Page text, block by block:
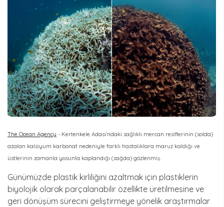
The Ocean Agency - Kertenkele Adası’ndaki sağlıklı mercan resiflerinin (solda)
azalan kalsiyum karbonat nedeniyle farklı hastalıklara maruz kaldığı ve
üstlerinin zamanla yosunla kaplandığı (sağda) gözlenmiş.
Günümüzde plastik kirliliğini azaltmak için plastiklerin
biyolojik olarak parçalanabilir özellikte üretilmesine ve
geri dönüşüm sürecini geliştirmeye yönelik araştırmalar